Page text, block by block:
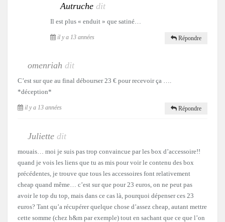
Autruche dit
Il est plus « enduit » que satiné…
il y a 13 années Répondre
omenriah dit
C’est sur que au final débourser 23 € pour recevoir ça ….
*déception*
il y a 13 années Répondre
Juliette dit
mouais… moi je suis pas trop convaincue par les box d’accessoire!!
quand je vois les liens que tu as mis pour voir le contenu des box
précédentes, je trouve que tous les accessoires font relativement
cheap quand même… c’est sur que pour 23 euros, on ne peut pas
avoir le top du top, mais dans ce cas là, pourquoi dépenser ces 23
euros? Tant qu’a récupérer quelque chose d’assez cheap, autant mettre
cette somme (chez h&m par exemple) tout en sachant que ce que l’on